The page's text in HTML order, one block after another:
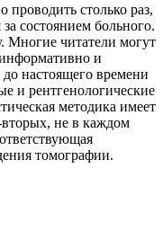
проводить столько раз,
состоянием больного.
Многие читатели могут
и
настоящего времени
и рентгенологические
методика имеет
вторых, не в каждом
томографии.